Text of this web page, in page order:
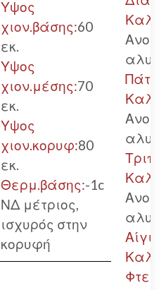
Υψος
χιον.βάσης:60
εκ.
Υψος
χιον.μέσης:70
εκ.
Υψος
χιον.κορυφ:80
εκ.
Θερμ.βάσης:-1c
ΝΔ μέτριος,
ισχυρός στην
κορυφή